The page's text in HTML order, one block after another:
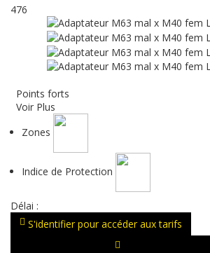
476
Points forts
Voir Plus
Zones
Indice de Protection
Délai :
S'identifier pour accéder aux tarifs